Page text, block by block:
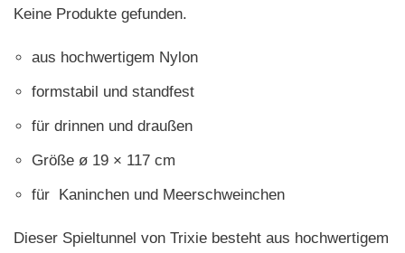
Keine Produkte gefunden.
aus hochwertigem Nylon
formstabil und standfest
für drinnen und draußen
Größe ø 19 × 117 cm
für Kaninchen und Meerschweinchen
Dieser Spieltunnel von Trixie besteht aus hochwertigem